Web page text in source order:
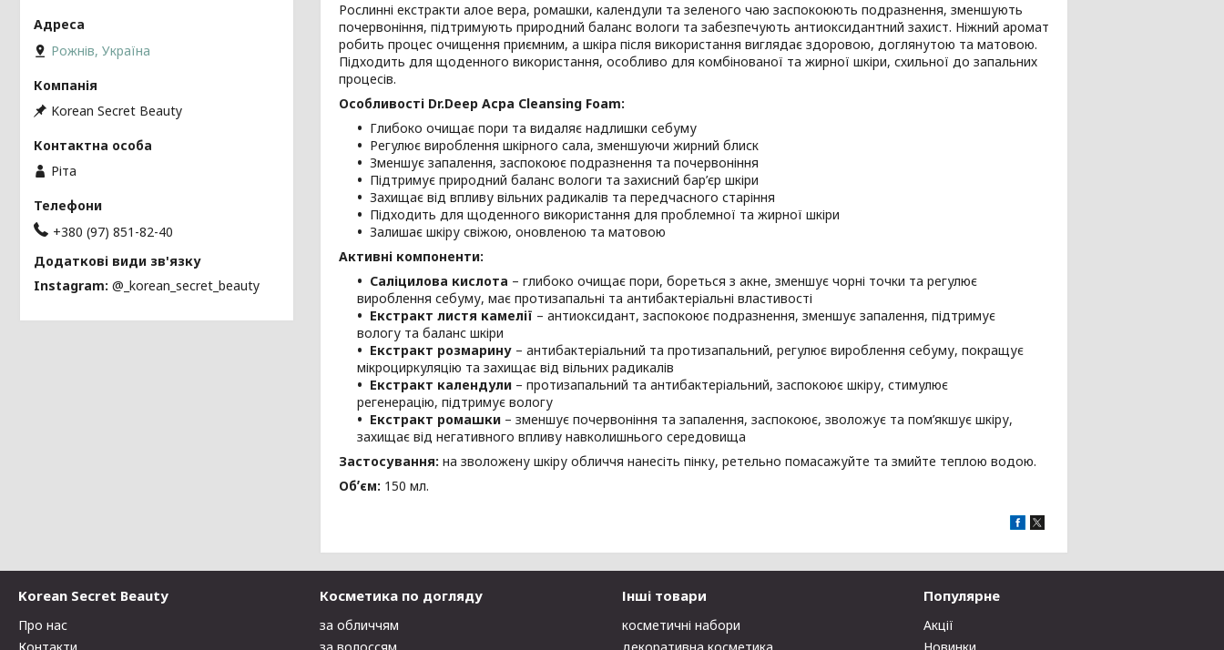
Рослинні екстракти алое вера, ромашки, календули та зеленого чаю заспокоюють подразнення, зменшують
почервоніння, підтримують природний баланс вологи та забезпечують антиоксидантний захист. Ніжний аромат
робить процес очищення приємним, а шкіра після використання виглядає здоровою, доглянутою та матовою.
Підходить для щоденного використання, особливо для комбінованої та жирної шкіри, схильної до запальних
процесів.
Особливості Dr.Deep Acpa Cleansing Foam:
Глибоко очищає пори та видаляє надлишки себуму
Регулює вироблення шкірного сала, зменшуючи жирний блиск
Зменшує запалення, заспокоює подразнення та почервоніння
Підтримує природний баланс вологи та захисний бар’єр шкіри
Захищає від впливу вільних радикалів та передчасного старіння
Підходить для щоденного використання для проблемної та жирної шкіри
Залишає шкіру свіжою, оновленою та матовою
Активні компоненти:
Саліцилова кислота – глибоко очищає пори, бореться з акне, зменшує чорні точки та регулює
вироблення себуму, має протизапальні та антибактеріальні властивості
Екстракт листя камелії – антиоксидант, заспокоює подразнення, зменшує запалення, підтримує
вологу та баланс шкіри
Екстракт розмарину – антибактеріальний та протизапальний, регулює вироблення себуму, покращує
мікроциркуляцію та захищає від вільних радикалів
Екстракт календули – протизапальний та антибактеріальний, заспокоює шкіру, стимулює
регенерацію, підтримує вологу
Екстракт ромашки – зменшує почервоніння та запалення, заспокоює, зволожує та пом’якшує шкіру,
захищає від негативного впливу навколишнього середовища
Застосування: на зволожену шкіру обличчя нанесіть пінку, ретельно помасажуйте та змийте теплою водою.
Обʼєм: 150 мл.
Рожнів, Україна
Korean Secret Beauty
Ріта
+380 (97) 851-82-40
Instagram @_korean_secret_beauty
Korean Secret Beauty
Про нас
Косметика по догляду
за обличчям
Інші товари
косметичні набори
Популярне
Акції